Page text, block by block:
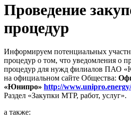
Проведение
процедур
Информируем потенциальных
процедур о том, что уведомления о
процедур для нужд филиалов ПАО
на официальном сайте Общества:
«Юнипро» http://
Раздел «Закупки МТР, работ, услуг».
а также: